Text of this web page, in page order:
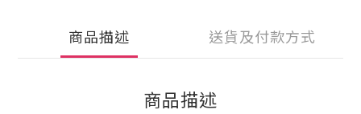
商品描述 送貨及付款方式
商品描述